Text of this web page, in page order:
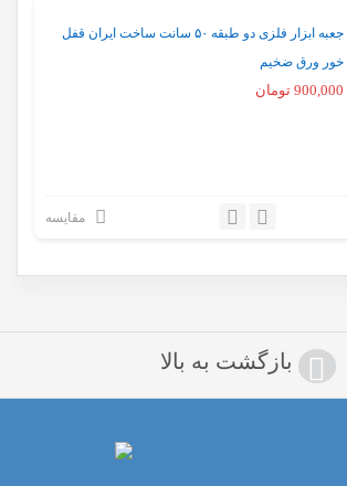
جعبه ابزار فلزی دو طبقه ۵۰ سانت ساخت ایران قفل
خور ورق ضخیم
900,000 تومان
مقایسه
بازگشت به بالا